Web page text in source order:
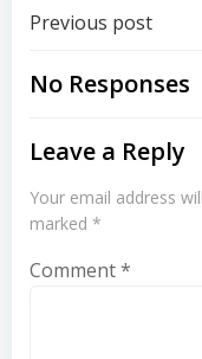
Post
Previous post
No Responses
Leave a Reply
Your email address
marked *
Comment*